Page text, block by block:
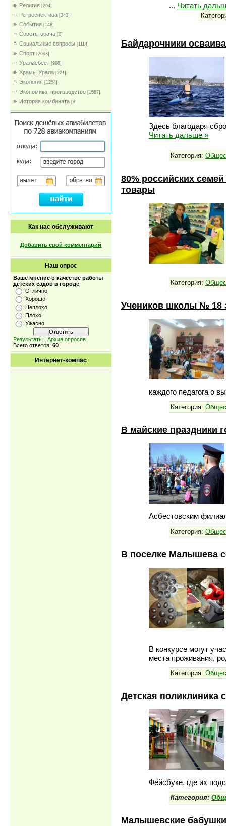
Религия [204]
Ретроспектива [343]
События [148]
Советы врача [0]
Социальные вопросы [1114]
Спорт [2693]
Ураласбест [998]
Храмы Урала [221]
Экология [1254]
Экономика, производство [1567]
История комбината [3]
Как нас обслуживают
Добавить свой комментарий
Наш опрос
Ваше мнение о качестве работы
детских садов в городе
Отлично
Хорошо
Неплохо
Плохо
Ужасно
Результаты | Архив опросов
Всего ответов: 60
Интернет-компас
... Читать
Байдарочники
Здесь благодаря
Читать дальше »
Категория:
80% российских
товары
Категория:
Учеников школы № 18
каждого педагога о
Категория:
В майские праздники
Асбестовским
Категория:
В поселке Малышева
В конкурсе могут
места проживания,
Категория:
Детская поликлиника
Фейсбуке, где их
Категория:
Малышевские